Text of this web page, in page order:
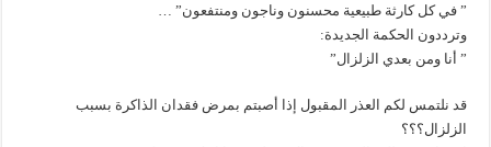
” في كل كارثة طبيعية محسنون وناجون ومنتفعون” …
وترددون الحكمة الجديدة:
” أنا ومن بعدي الزلزال”
قد نلتمس لكم العذر المقبول إذا أصبتم بمرض فقدان الذاكرة بسبب
الزلزال؟؟؟